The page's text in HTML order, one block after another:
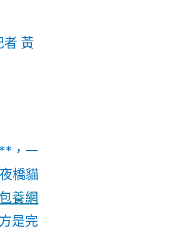
者 黃
，一
橋貓
包養網
是完